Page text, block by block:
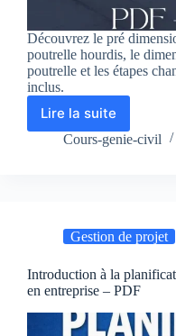
Découvrez le pré
poutrelle hourdis, le
poutrelle et les étapes
inclus.
Lire la suite
Plancher
a
place
PDF
étapes
et
Cours-genie-civil
Gestion de projet
Introduction à la
en entreprise – PDF